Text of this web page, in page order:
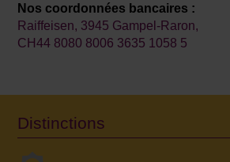
Nos coordonnées bancaires :
Raiffeisen, 3945 Gampel-Raron,
CH44 8080 8006 3635 1058 5
Distinctions